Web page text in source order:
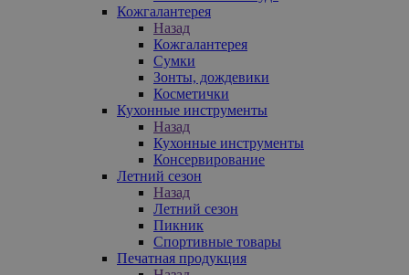
Кожгалантерея
Назад
Кожгалантерея
Сумки
Зонты, дождевики
Косметички
Кухонные инструменты
Назад
Кухонные инструменты
Консервирование
Летний сезон
Назад
Летний сезон
Пикник
Спортивные товары
Печатная продукция